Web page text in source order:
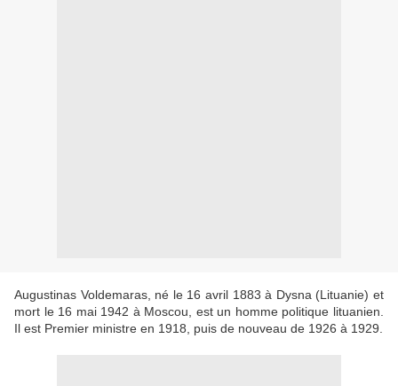
Augustinas Voldemaras, né le 16 avril 1883 à Dysna (Lituanie) et
mort le 16 mai 1942 à Moscou, est un homme politique lituanien.
Il est Premier ministre en 1918, puis de nouveau de 1926 à 1929.